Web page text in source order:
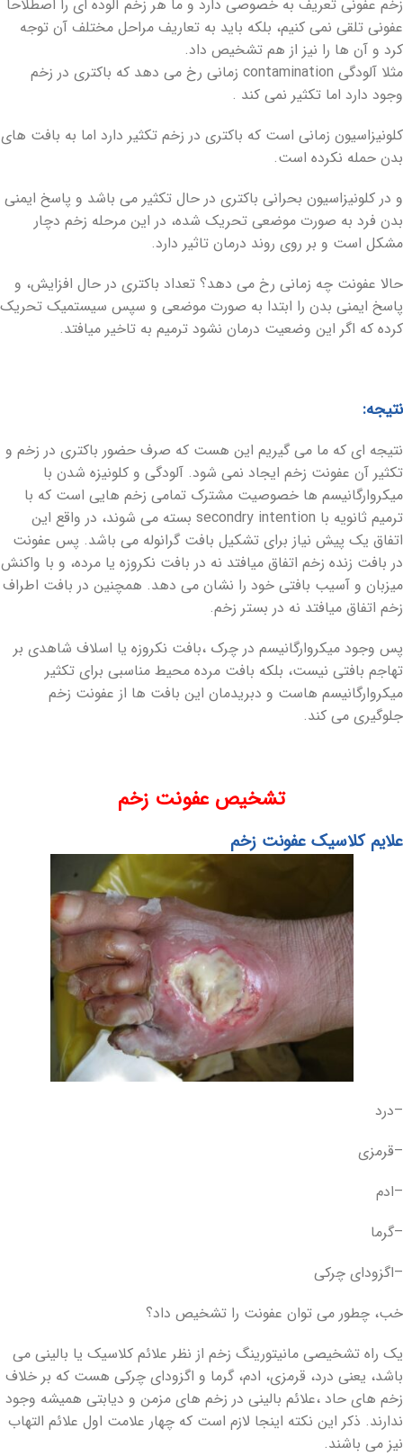
زخم عفونی تعریف به خصوصی دارد و ما هر زخم آلوده ای را اصطلاحا
عفونی تلقی نمی کنیم، بلکه باید به تعاریف مراحل مختلف آن توجه
کرد و آن ها را نیز از هم تشخیص داد.
مثلا آلودگی contamination زمانی رخ می دهد که باکتری در زخم
وجود دارد اما تکثیر نمی کند .
کلونیزاسیون زمانی است که باکتری در زخم تکثیر دارد اما به بافت های
بدن حمله نکرده است.
و در کلونیزاسیون بحرانی باکتری در حال تکثیر می باشد و پاسخ ایمنی
بدن فرد به صورت موضعی تحریک شده، در این مرحله زخم دچار
مشکل است و بر روی روند درمان تاثیر دارد.
حالا عفونت چه زمانی رخ می دهد؟ تعداد باکتری در حال افزایش، و
پاسخ ایمنی بدن را ابتدا به صورت موضعی و سپس سیستمیک تحریک
کرده که اگر این وضعیت درمان نشود ترمیم به تاخیر میافتد.
نتیجه:
نتیجه ای که ما می گیریم این هست که صرف حضور باکتری در زخم و
تکثیر آن عفونت زخم ایجاد نمی شود. آلودگی و کلونیزه شدن با
میکروارگانیسم ها خصوصیت مشترک تمامی زخم هایی است که با
ترمیم ثانویه با secondry intention بسته می شوند، در واقع این
اتفاق یک پیش نیاز برای تشکیل بافت گرانوله می باشد. پس عفونت
در بافت زنده زخم اتفاق میافتد نه در بافت نکروزه یا مرده، و با واکنش
میزبان و آسیب بافتی خود را نشان می دهد. همچنین در بافت اطراف
زخم اتفاق میافتد نه در بستر زخم.
پس وجود میکروارگانیسم در چرک ،بافت نکروزه یا اسلاف شاهدی بر
تهاجم بافتی نیست، بلکه بافت مرده محیط مناسبی برای تکثیر
میکروارگانیسم هاست و دبریدمان این بافت ها از عفونت زخم
جلوگیری می کند.
تشخیص عفونت زخم
علایم کلاسیک عفونت زخم
–درد
–قرمزی
–ادم
–گرما
–اگزودای چرکی
خب، چطور می توان عفونت را تشخیص داد؟
یک راه تشخیصی مانیتورینگ زخم از نظر علائم کلاسیک یا بالینی می
باشد، یعنی درد، قرمزی، ادم، گرما و اگزودای چرکی هست که بر خلاف
زخم های حاد ،علائم بالینی در زخم های مزمن و دیابتی همیشه وجود
ندارند. ذکر این نکته اینجا لازم است که چهار علامت اول علائم التهاب
نیز می‏ باشند.